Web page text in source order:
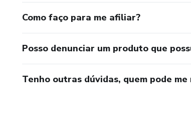
Como faço para me afiliar?
Posso denunciar um produto que
Tenho outras dúvidas, quem pode